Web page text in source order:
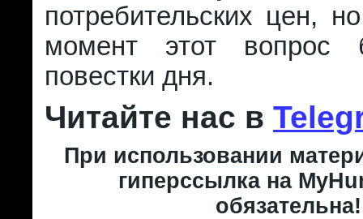
потребительских цен,
момент этот
повестки дня.
Читайте нас в
При использовании
гиперссылка на
обязательна!